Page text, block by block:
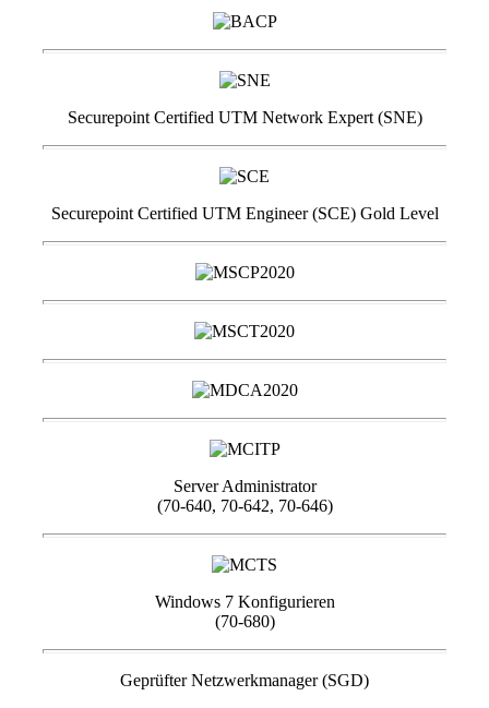
Securepoint Certified UTM Network Expert (SNE)
Securepoint Certified UTM Engineer (SCE) Gold Level
Server Administrator
(70-640, 70-642, 70-646)
Windows 7 Konfigurieren
(70-680)
Geprüfter Netzwerkmanager (SGD)